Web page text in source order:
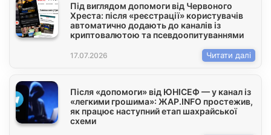
Під виглядом допомоги від Червоного
Хреста: після «реєстрації» користувачів
автоматично додають до каналів із
криптовалютою та псевдоопитуваннями
17.07.2026 Читати далі
Після «допомоги» від ЮНІСЕФ — у канал із
«легкими грошима»: ЖАР.INFO простежив,
як працює наступний етап шахрайської
схеми